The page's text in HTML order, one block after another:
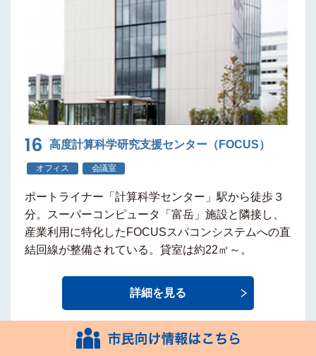
16 高度計算科学研究支援センター（FOCUS）
オフィス 会議室
ポートライナー 「計算科学センター」駅から徒歩３
分。スーパーコンピュータ「富岳」施設と隣接し、
産業利用に特化したFOCUSスパコンシステムへの直
結回線が整備されている。貸室は約22㎡～。
詳細を見る